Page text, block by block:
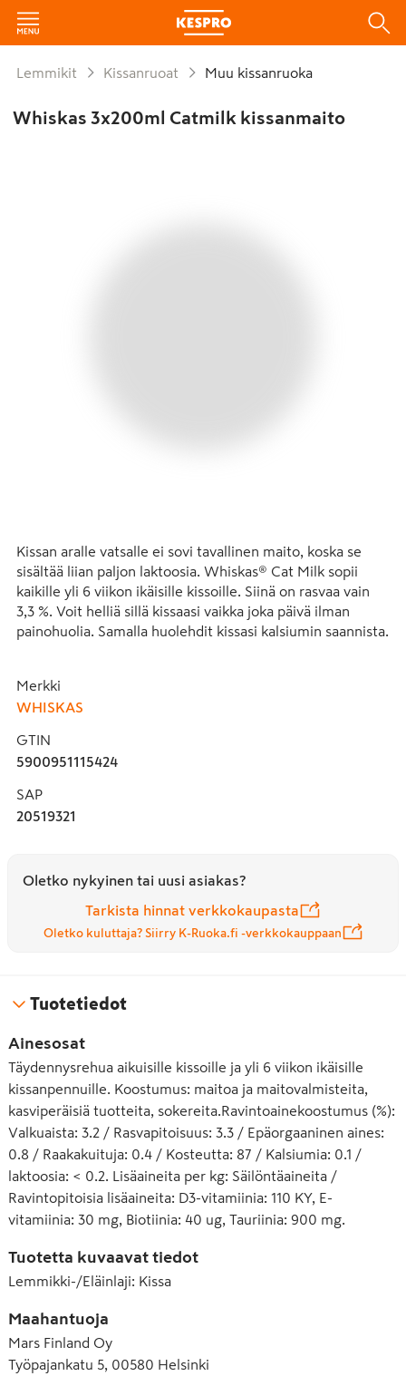
Lemmikit Kissanruoat Muu kissanruoka
Whiskas 3x200ml Catmilk kissanmaito
Kissan aralle vatsalle ei sovi tavallinen maito, koska se
sisältää liian paljon laktoosia. Whiskas® Cat Milk sopii
kaikille yli 6 viikon ikäisille kissoille. Siinä on rasvaa vain
3,3 %. Voit helliä sillä kissaasi vaikka joka päivä ilman
painohuolia. Samalla huolehdit kissasi kalsiumin saannista.
paketissa. Säilytä avattu purkki jääkaapissa ja käytä 4
päivän sisällä avaamisesta. Soijaton.
Merkki
WHISKAS
GTIN
5900951115424
SAP
20519321
Oletko nykyinen tai uusi asiakas?
Tarkista hinnat verkkokaupasta
Oletko kuluttaja? Siirry K-Ruoka.fi -verkkokauppaan
Tuotetiedot
Ainesosat
Täydennysrehua aikuisille kissoille ja yli 6 viikon ikäisille
kissanpennuille. Koostumus: maitoa ja maitovalmisteita,
kasviperäisiä tuotteita, sokereita.Ravintoainekoostumus (%):
Valkuaista: 3.2 / Rasvapitoisuus: 3.3 / Epäorgaaninen aines:
0.8 / Raakakuituja: 0.4 / Kosteutta: 87 / Kalsiumia: 0.1 /
laktoosia: < 0.2. Lisäaineita per kg: Säilöntäaineita /
Ravintopitoisia lisäaineita: D3-vitamiinia: 110 KY, E-
vitamiinia: 30 mg, Biotiinia: 40 ug, Tauriinia: 900 mg.
Tuotetta kuvaavat tiedot
Lemmikki-/Eläinlaji: Kissa
Maahantuoja
Mars Finland Oy
Työpajankatu 5, 00580 Helsinki